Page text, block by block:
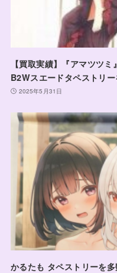
【買取実績】『アマツツ
B2Wスエードタペストリ
2025年5月31日
かるたも タペストリーを